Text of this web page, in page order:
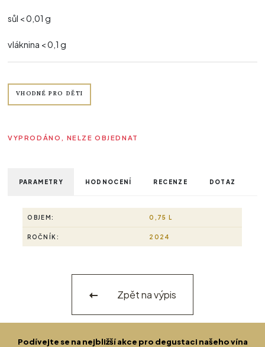
sůl < 0,01 g
vláknina < 0,1 g
VHODNÉ PRO DĚTI
VYPRODÁNO, NELZE OBJEDNAT
PARAMETRY HODNOCENÍ RECENZE DOTAZ
OBJEM: 0,75 L
ROČNÍK: 2024
Zpět na výpis
Podívejte se na nejbližší akce pro degustaci našeho vína